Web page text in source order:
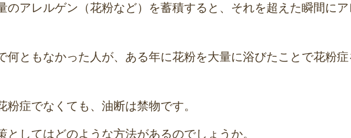
のアレルゲン（花粉など）を蓄積すると、それを超えた瞬間に
何ともなかった人が、ある年に花粉を大量に浴びたことで花粉
粉症でなくても、油断は禁物です。
としてはどのような方法があるのでしょうか。